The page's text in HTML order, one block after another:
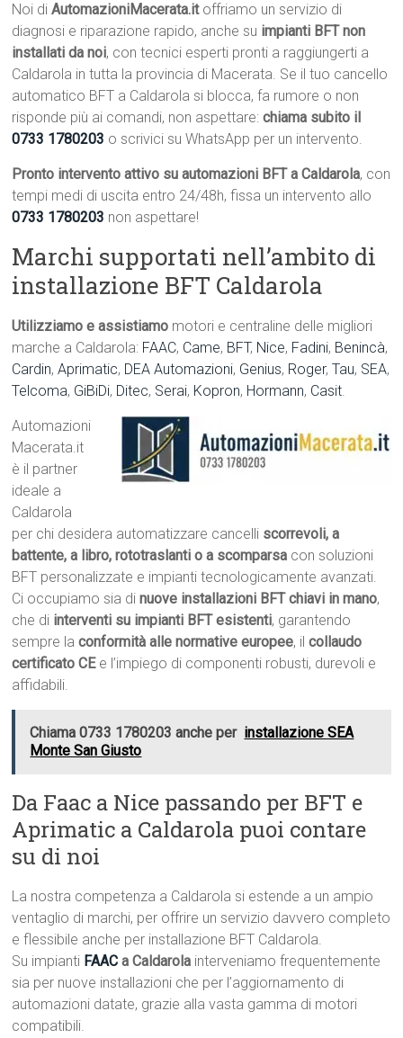
Noi diAutomazioniMacerata.itoffriamo un servizio di
diagnosi e riparazione rapido, anche su impianti BFT non
installati da noi, con tecnici esperti pronti a raggiungerti a
Caldarola in tutta la provincia di Macerata. Se il tuo cancello
automatico BFT a Caldarola si blocca, fa rumore o non
risponde più ai comandi, non aspettare:chiama subito il
0733 1780203 o scrivici su WhatsApp per un intervento.
Pronto intervento attivo su automazioni BFT a Caldarola, con
tempi medi di uscita entro 24/48h, fissa un intervento allo
0733 1780203 non aspettare!
Marchi supportati nell’ambito di
installazione BFT Caldarola
Utilizziamo e assistiamo motori e centraline delle migliori
marche a Caldarola: FAAC, Came, BFT, Nice, Fadini, Benincà,
Cardin,Aprimatic, DEA Automazioni, Genius, Roger,Tau, SEA,
Telcoma, GiBiDi, Ditec, Serai, Kopron, Hormann, Casit.
Automazioni
Macerata.it
è il partner
ideale a
Caldarola
per chi desidera automatizzare cancelli scorrevoli, a
battente, a libro, rototraslanti o a scomparsa con soluzioni
BFT personalizzate e impianti tecnologicamente avanzati.
Ci occupiamo sia dinuove installazioni BFT chiavi in mano,
che di interventi su impianti BFT esistenti, garantendo
sempre laconformità alle normative europee, ilcollaudo
certificato CEe l’impiego di componenti robusti, durevoli e
affidabili.
Chiama 0733 1780203 anche per installazione SEA
Monte San Giusto
Da Faac a Nice passando per BFT e
Aprimatic a Caldarola puoi contare
su di noi
La nostra competenza a Caldarola si estende a un ampio
ventaglio di marchi, per offrire un servizio davvero completo
e flessibile anche per installazione BFT Caldarola.
Su impianti FAAC a Caldarola interveniamo frequentemente
sia per nuove installazioni che per l’aggiornamento di
automazioni datate, grazie alla vasta gamma di motori
compatibili.